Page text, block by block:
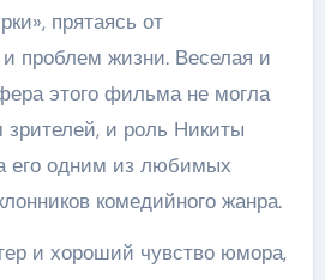
прятаясь от
проблем жизни. Веселая и
этого фильма не могла
и роль Никиты
его одним из любимых
комедийного жанра.
и хороший чувство юмора,